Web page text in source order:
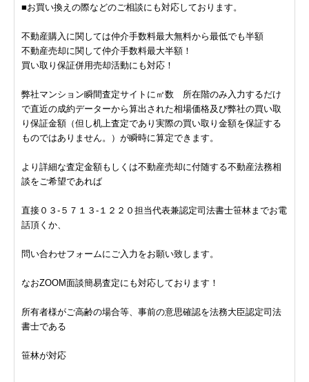
■お買い換えの際などのご相談にも対応しております。
不動産購入に関しては仲介手数料最大無料から最低でも半額
不動産売却に関して仲介手数料最大半額！
買い取り保証併用売却活動にも対応！
弊社マンション瞬間査定サイトに㎡数 所在階のみ入力するだけ
で直近の成約データーから算出された相場価格及び弊社の買い取
り保証金額（但し机上査定であり実際の買い取り金額を保証する
ものではありません。）が瞬時に算定できます。
より詳細な査定金額もしくは不動産売却に付随する不動産法務相
談をご希望であれば
直接０３-５７１３-１２２０担当代表兼認定司法書士笹林までお電
話頂くか、
問い合わせフォームにご入力をお願い致します。
なおZOOM面談簡易査定にも対応しております！
所有者様がご高齢の場合等、事前の意思確認を法務大臣認定司法
書士である
笹林が対応